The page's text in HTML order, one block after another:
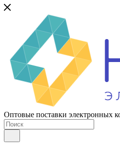
Оптовые поставки электронных